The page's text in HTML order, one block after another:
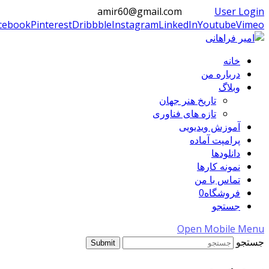
amir60@gmail.com
User Login
PinterestDribbbleInstagramLinkedInYoutubeVimeo
خانه
درباره من
وبلاگ
تاریخ هنر جهان
تازه های فناوری
آموزش ویدیویی
پرامپت آماده
دانلودها
نمونه کارها
تماس با من
فروشگاه0
جستجو
Open Mobile Menu
جستجو
Submit